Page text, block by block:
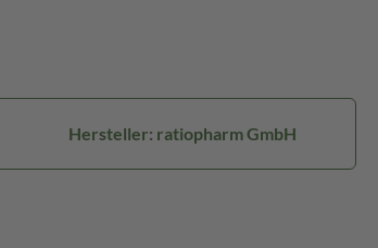
Hersteller: ratiopharm GmbH